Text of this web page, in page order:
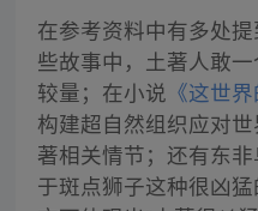
在参考资料中有多处
些故事中，土著人敢
较量；在小说 《这世
构建超自然组织应对
著相关情节；还有东
于斑点狮子这种很凶